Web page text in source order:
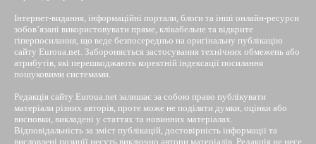
Інтернет-видання, інформаційні портали, блоги та інші онлайн-ресурси
зобов’язані використовувати пряме, клікабельне та відкрите
гіперпосилання, що веде безпосередньо на оригінальну публікацію
сайту Euroua.net. Забороняється застосування технічних обмежень або
атрибутів, які перешкоджають коректній індексації посилання
пошуковими системами.
Редакція сайту Euroua.net залишає за собою право публікувати
матеріали різних авторів, проте може не поділяти думки, оцінки або
висновки, викладені у статтях та новинних матеріалах.
Відповідальність за зміст публікацій, достовірність інформації та
висловлені позиції несуть виключно автори матеріалів. Редакція не несе